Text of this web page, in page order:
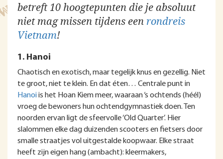
betreft 10 hoogtepunten die je absoluut
niet mag missen tijdens een rondreis
Vietnam!
1. Hanoi
Chaotisch en exotisch, maar tegelijk knus en gezellig. Niet
te groot, niet te klein. En dat éten… Centrale punt in
Hanoiis het Hoan Kiem meer, waaraan ‘s ochtends (héél)
vroeg de bewoners hun ochtendgymnastiek doen. Ten
noorden ervan ligt de sfeervolle ‘Old Quarter’. Hier
slalommen elke dag duizenden scooters en fietsers door
smalle straatjes vol uitgestalde koopwaar. Elke straat
heeft zijn eigen hang (ambacht): kleermakers,